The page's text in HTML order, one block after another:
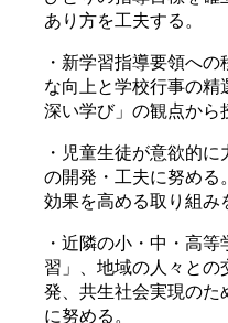
あり方を工夫する。
・新学習指導要領へ
な向上と学校行事の精
深い学び」の観点から
・児童生徒が意欲的
の開発・工夫に努める
効果を高める取り組み
・近隣の小・中・高
習」、地域の人々との
発、共生社会実現の
に努める。